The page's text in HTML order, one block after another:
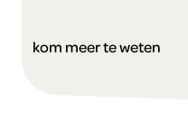
kom meer te weten